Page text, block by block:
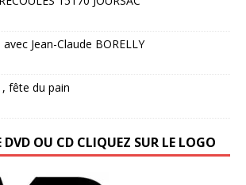
Jean-Claude BORELLY
fête du pain
OU CD CLIQUEZ SUR LE LOGO